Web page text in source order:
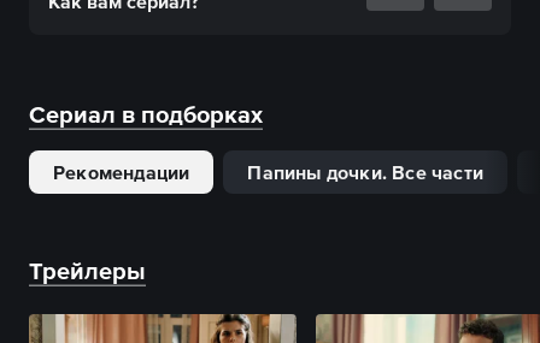
Сериал в подборках
Рекомендации Папины дочки. Все части
Трейлеры